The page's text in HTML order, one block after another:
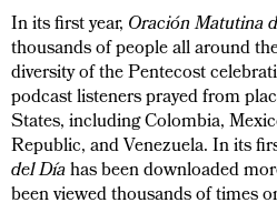
In its first year, Oración Matutina
thousands of people all around
diversity of the Pentecost
podcast listeners prayed from
States, including Colombia,
Republic, and Venezuela. In its
del Díahas been downloaded
been viewed thousands of times